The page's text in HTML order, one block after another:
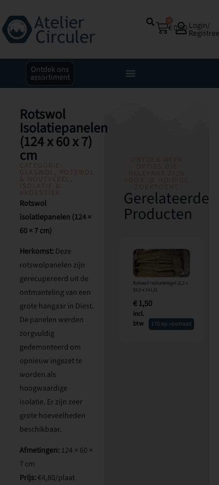
€ 0,00 Login/
Ontdek ons
assortiment
Rotswol
Isolatiepanelen
(124 x 60 x 7)
cm
CATEGORIE:
GLASWOL, ROTSWOL
& HOUTVEZEL,
ISOLATIE &
AKOESTIEK
Rotswol
isolatiepanelen (124 ×
60 × 7 cm)
Herkomst:Deze
rotswolpanelen zijn
gerecupereerd uit de
ontmanteling van een
grote hangaar in Diest.
De panelen werden
zorgvuldig
gedemonteerd om
opnieuw ingezet te
worden als
hoogwaardige
isolatie. Er zijn zeer
grote hoeveelheden
beschikbaar.
Afmetingen:124 × 60 ×
7 cm
Prijs:€4,80/plaat
ONTDEK MEER
OPTIES DIE
RELEVANT ZIJN
VOOR JE HUIDIGE
ZOEKTOCHT
Gerelateerde
Producten
Rotswol Isollatietegel (2,2 x
59,5 x 141,5)
€1,50
incl.
btw
170 op voorraad